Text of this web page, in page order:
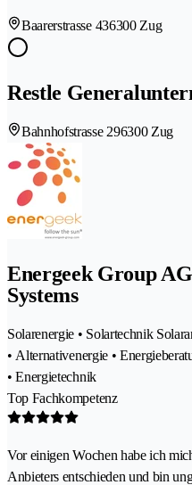
Baarerstrasse 436300 Zug
Restle
Bahnhofstrasse 296300 Zug
Energeek Group
Systems
Solarenergie • Solartechnik
• Alternativenergie •
• Energietechnik
Top Fachkompetenz
Vor einigen Wochen habe ich
Anbieters entschieden und bin